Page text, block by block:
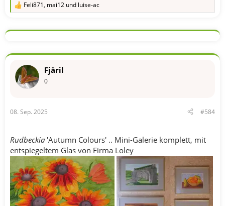
R
k
o
e
n
Feli871, mai12 und luise-ac
Fjäril
0
08. Sep. 2025 #584
Rudbeckia 'Autumn Colours' .. Mini-Galerie komplett, mit
entspiegeltem Glas von Firma Loley